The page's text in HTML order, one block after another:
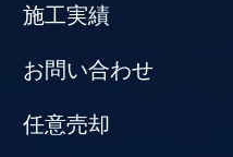
施工実績
お問い合わせ
任意売却